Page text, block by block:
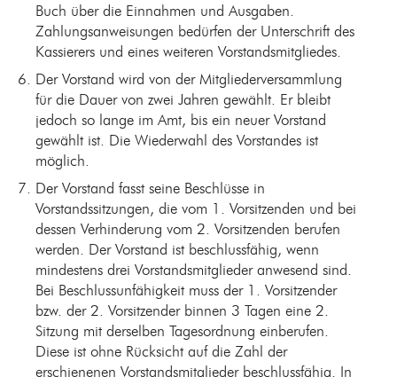
Buch über die Einnahmen und Ausgaben.
Zahlungsanweisungen bedürfen der Unterschrift des
Kassierers und eines weiteren Vorstandsmitgliedes.
Der Vorstand wird von der Mitgliederversammlung
für die Dauer von zwei Jahren gewählt. Er bleibt
jedoch so lange im Amt, bis ein neuer Vorstand
gewählt ist. Die Wiederwahl des Vorstandes ist
möglich.
Der Vorstand fasst seine Beschlüsse in
Vorstandssitzungen, die vom 1. Vorsitzenden und bei
dessen Verhinderung vom 2. Vorsitzenden berufen
werden. Der Vorstand ist beschlussfähig, wenn
mindestens drei Vorstandsmitglieder anwesend sind.
Bei Beschlussunfähigkeit muss der 1. Vorsitzender
bzw. der 2. Vorsitzender binnen 3 Tagen eine 2.
Sitzung mit derselben Tagesordnung einberufen.
Diese ist ohne Rücksicht auf die Zahl der
erschienenen Vorstandsmitglieder beschlussfähig. In